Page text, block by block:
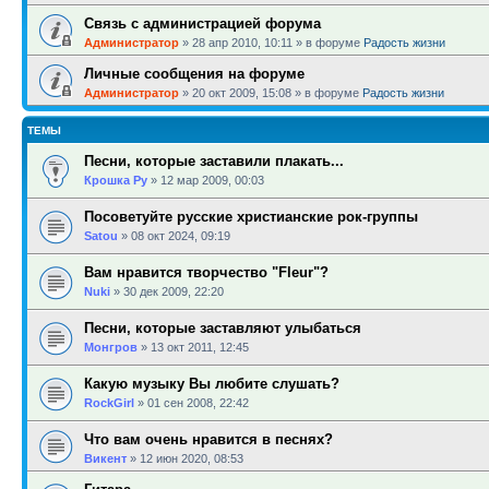
Связь с администрацией форума
Администратор » 28 апр 2010, 10:11 » в форуме Радость жизни
Личные сообщения на форуме
Администратор » 20 окт 2009, 15:08 » в форуме Радость жизни
ТЕМЫ
Песни, которые заставили плакать...
Крошка Ру » 12 мар 2009, 00:03
Посоветуйте русские христианские рок-группы
Satou » 08 окт 2024, 09:19
Вам нравится творчество "Fleur"?
Nuki » 30 дек 2009, 22:20
Песни, которые заставляют улыбаться
Монгров » 13 окт 2011, 12:45
Какую музыку Вы любите слушать?
RockGirl » 01 сен 2008, 22:42
Что вам очень нравится в песнях?
Викент » 12 июн 2020, 08:53